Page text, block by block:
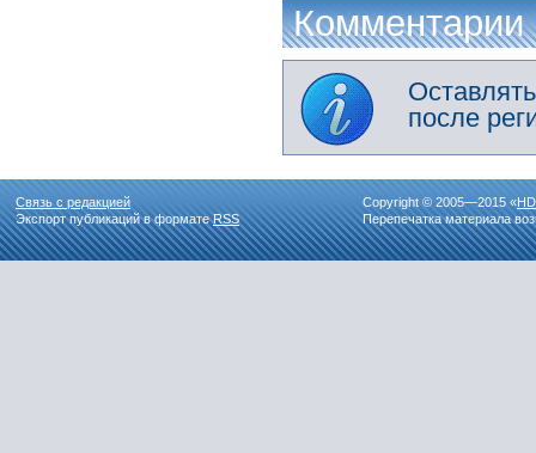
Комментарии
после
Связь с редакцией
Экспорт публикаций в форматеRSS
Copyright © 2005—2015 «
Перепечатка материала